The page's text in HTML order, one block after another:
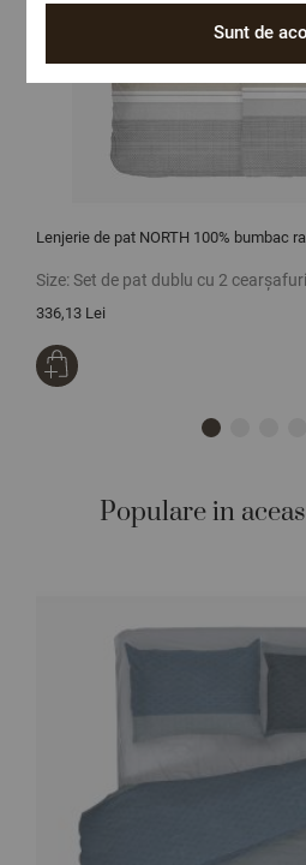
Lenjerie de pat NORTH 100% bumbac
Size:Set de pat dublu cu 2
336,13 Lei
Populare in
Sunt de